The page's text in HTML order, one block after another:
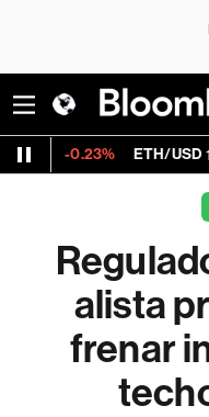
ETH/USD 1,898.02 -
alista
frenar